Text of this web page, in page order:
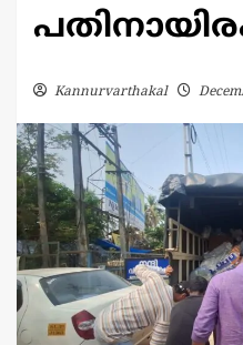
Kannurvarthakal